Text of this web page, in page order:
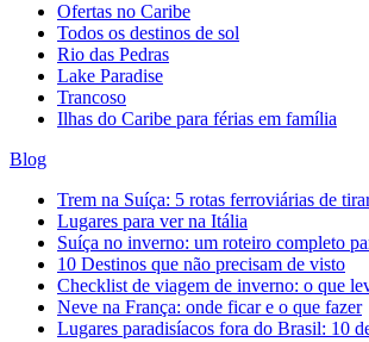
Ofertas no Caribe
Todos os destinos de sol
Rio das Pedras
Lake Paradise
Trancoso
Ilhas do Caribe para férias em família
Blog
Trem na Suíça: 5 rotas ferroviárias de
Lugares para ver na Itália
Suíça no inverno: um roteiro completo
10 Destinos que não precisam de visto
Checklist de viagem de inverno: o que
Neve na França: onde ficar e o que fazer
Lugares paradisíacos fora do Brasil: 10